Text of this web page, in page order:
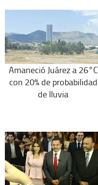
Amaneció Juárez a 26°C
con 20% de probabilidad
de lluvia